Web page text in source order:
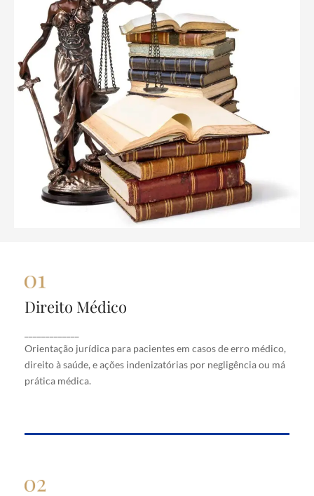
Direito Médico
Orientação jurídica para pacientes em casos de erro médico,
direito à saúde, e ações indenizatórias por negligência ou má
prática médica.
Direito Médico
erro médico, direito à saúde, e ações indenizatórias
por negligência ou má prática médica.